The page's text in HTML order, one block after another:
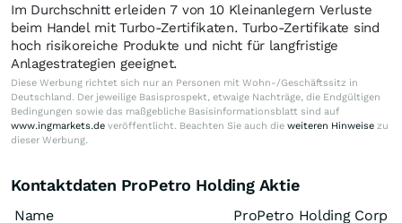
Im Durchschnitt erleiden 7 von 10 Kleinanlegern Verluste
beim Handel mit Turbo-Zertifikaten. Turbo-Zertifikate sind
hoch risikoreiche Produkte und nicht für langfristige
Anlagestrategien geeignet.
Diese Werbung richtet sich nur an Personen mit Wohn-/Geschäftssitz in
Deutschland. Der jeweilige Basisprospekt, etwaige Nachträge, die Endgültigen
Bedingungen sowie das maßgebliche Basisinformationsblatt sind auf
www.ingmarkets.de veröffentlicht. Beachten Sie auch die weiteren Hinweise zu
dieser Werbung.
Kontaktdaten ProPetro Holding Aktie
Name
ProPetro Holding Corp